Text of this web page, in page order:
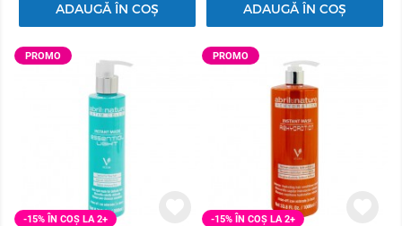
ADAUGĂ ÎN COȘ ADAUGĂ ÎN COȘ
-15% ÎN COȘ LA 2+
PROMO
-15% ÎN COȘ LA 2+
PROMO